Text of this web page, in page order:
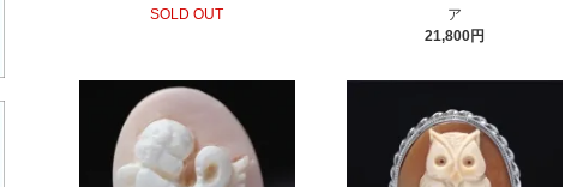
SOLD OUT
ア
21,800円